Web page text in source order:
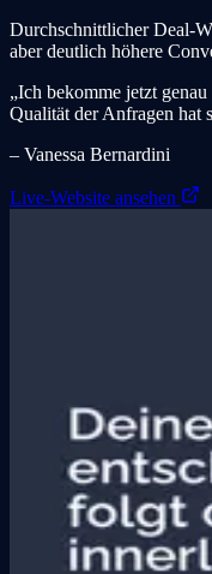
Durchschnittlicher Deal-
aber deutlich höhere
„Ich bekomme jetzt
Qualität der Anfragen hat
– Vanessa Bernardini
Live-Website ansehen